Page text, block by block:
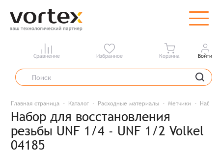
Сравнение Избранное Корзина Войти
Главная страница Каталог Расходные материалы Метчики Набор
Набор для восстановления
резьбы UNF 1/4 - UNF 1/2 Volkel
04185